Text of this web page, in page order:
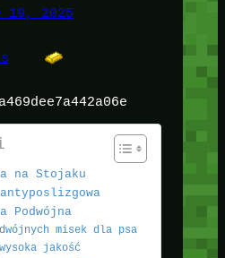
19, 2025
na Stojaku
Podwójna
misek dla psa
jakość